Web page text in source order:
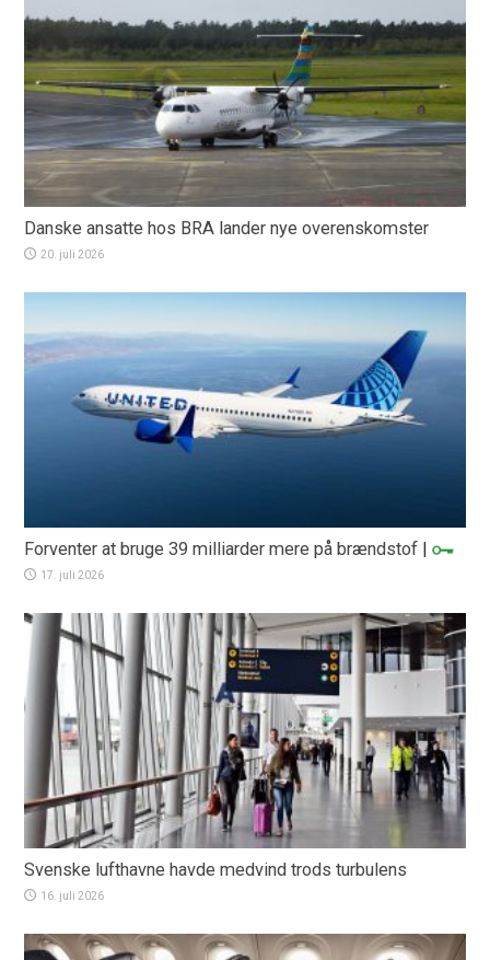
Danske ansatte hos BRA lander nye overenskomster
20. juli 2026
Forventer at bruge 39 milliarder mere på brændstof |
17. juli 2026
Svenske lufthavne havde medvind trods turbulens
16. juli 2026